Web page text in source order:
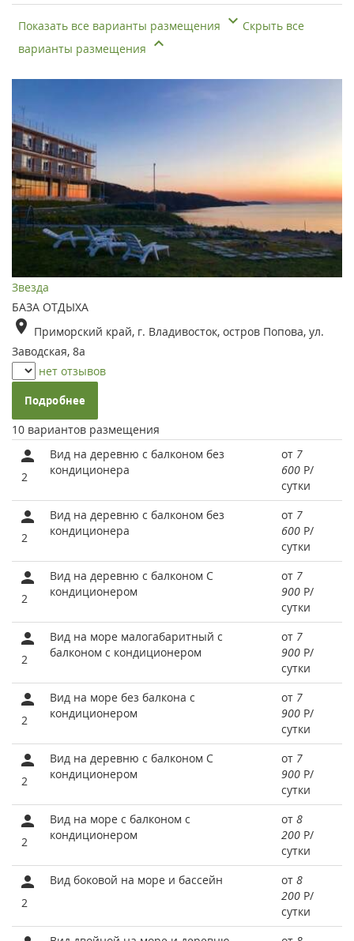
Показать все варианты размещения
Скрыть все
варианты размещения
Звезда
БАЗА ОТДЫХА
Приморский край, г. Владивосток, остров Попова, ул.
Заводская, 8а
нет отзывов
Подробнее
10 вариантов размещения
2
Вид на деревню с балконом без
кондиционера
от 7
600 Р/
сутки
2
Вид на деревню с балконом без
кондиционера
от 7
600 Р/
сутки
2
Вид на деревню с балконом С
кондиционером
от 7
900 Р/
сутки
2
Вид на море малогабаритный с
балконом с кондиционером
от 7
900 Р/
сутки
2
Вид на море без балкона с
кондиционером
от 7
900 Р/
сутки
2
Вид на деревню с балконом С
кондиционером
от 7
900 Р/
сутки
2
Вид на море с балконом с
кондиционером
от 8
200 Р/
сутки
2
Вид боковой на море и бассейн от 8
200 Р/
сутки